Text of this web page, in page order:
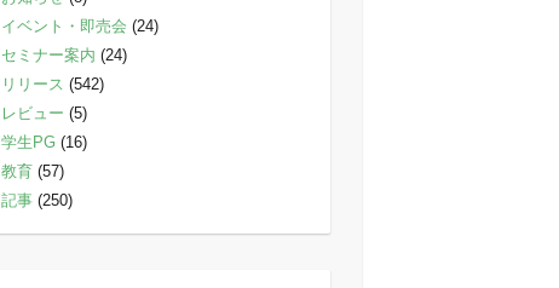
イベント・即売会 (24)
セミナー案内 (24)
リリース (542)
レビュー (5)
学生PG(16)
教育(57)
記事(250)